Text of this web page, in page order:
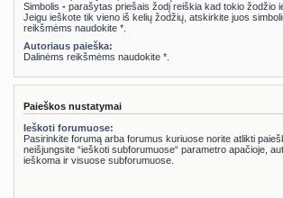
Simbolis - parašytas priešais žodį reiškia kad tokio žodžio
Jeigu ieškote tik vieno iš kelių žodžių, atskirkite juos
reikšmėms naudokite *.
Autoriaus paieška:
Dalinėms reikšmėms naudokite *.
Paieškos nustatymai
Ieškoti forumuose:
Pasirinkite forumą arba forumus kuriuose norite atlikti
neišjungsite “ieškoti subforumuose“ parametro apačioje, automatiškai bus
ieškoma ir visuose subforumuose.